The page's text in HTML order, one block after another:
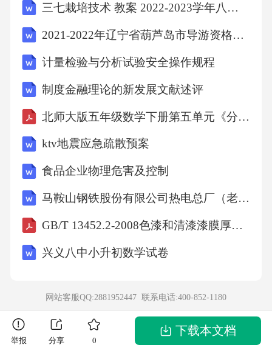
三七栽培技术 教案 2022-2023学年八年级上册劳动技术 云南省初级中学劳动技术教育实验课本
2021-2022年辽宁省葫芦岛市导游资格政策与法律法规
计量检验与分析试验安全操作规程
制度金融理论的新发展文献述评
北师大版五年级数学下册第五单元《分数除法》单元测试卷（含答案）
ktv地震应急疏散预案
食品企业物理危害及控制
马鞍山钢铁股份有限公司热电总厂（老区）煤粉锅炉掺烧工业污泥改造项目环境影响报告书
GB/T 13452.2-2008色漆和清漆漆膜厚度的测定
兴义八中小升初数学试卷
网站客服QQ:2881952447 联系电话:400-852-1180
举报 分享 0
下载本文档